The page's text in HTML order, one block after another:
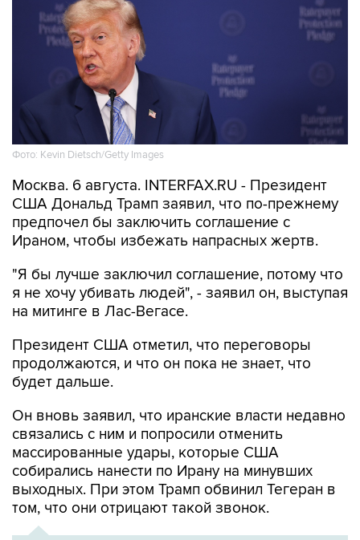
Фото: Kevin Dietsch/Getty Images
Москва. 6 августа. INTERFAX.RU - Президент
США Дональд Трамп заявил, что по-прежнему
предпочел бы заключить соглашение с
Ираном, чтобы избежать напрасных жертв.
"Я бы лучше заключил соглашение, потому что
я не хочу убивать людей", - заявил он, выступая
на митинге в Лас-Вегасе.
Президент США отметил, что переговоры
продолжаются, и что он пока не знает, что
будет дальше.
Он вновь заявил, что иранские власти недавно
связались с ним и попросили отменить
массированные удары, которые США
собирались нанести по Ирану на минувших
выходных. При этом Трамп обвинил Тегеран в
том, что они отрицают такой звонок.